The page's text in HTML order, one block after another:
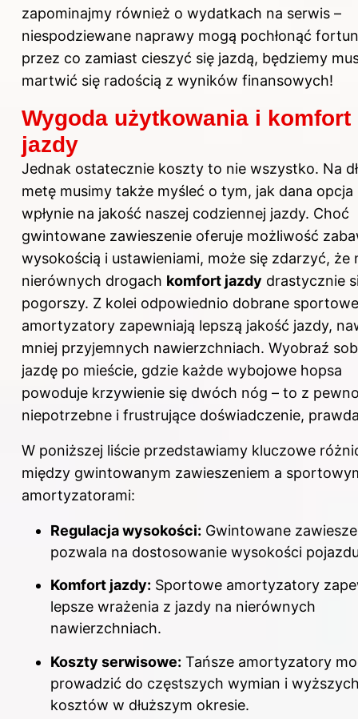
zapominajmy również o wydatkach na serwis –
niespodziewane naprawy mogą pochłonąć
przez co zamiast cieszyć się jazdą, będziemy
martwić się radością z wyników finansowych!
Wygoda użytkowania i komfort
jazdy
Jednak ostatecznie koszty to nie wszystko. Na
metę musimy także myśleć o tym, jak dana opcja
wpłynie na jakość naszej codziennej jazdy. Choć
gwintowane zawieszenie oferuje możliwość
wysokością i ustawieniami, może się zdarzyć, że
nierównych drogach komfort jazdy drastycznie
pogorszy. Z kolei odpowiednio dobrane sportowe
amortyzatory zapewniają lepszą jakość jazdy,
mniej przyjemnych nawierzchniach. Wyobraź
jazdę po mieście, gdzie każde wybojowe hopsa
powoduje krzywienie się dwóch nóg – to z
niepotrzebne i frustrujące doświadczenie,
W poniższej liście przedstawiamy kluczowe
między gwintowanym zawieszeniem a
amortyzatorami:
Regulacja wysokości: Gwintowane
pozwala na dostosowanie wysokości
Komfort jazdy: Sportowe amortyzatory
lepsze wrażenia z jazdy na nierównych
nawierzchniach.
Koszty serwisowe: Tańsze amortyzatory
prowadzić do częstszych wymian i
kosztów w dłuższym okresie.